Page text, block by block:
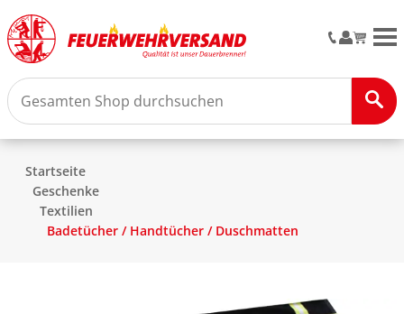
Startseite
Geschenke
Textilien
Badetücher / Handtücher / Duschmatten